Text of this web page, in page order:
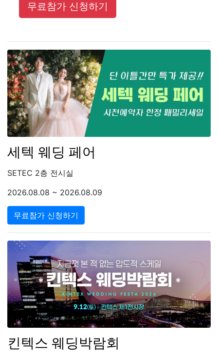
무료참가 신청하기
세텍 웨딩 페어
SETEC 2층 전시실
2026.08.08 ~ 2026.08.09
무료참가 신청하기
킨텍스 웨딩박람회